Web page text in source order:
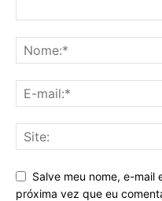
Salve meu nome, e-mail
próxima vez que eu